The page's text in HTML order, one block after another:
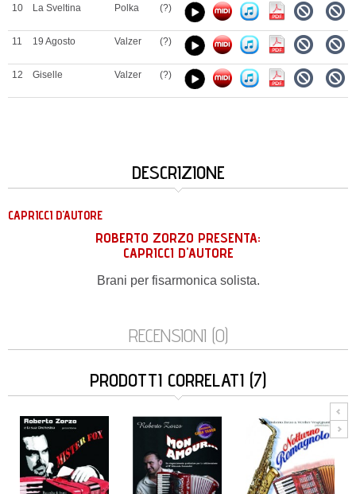
10 La Sveltina Polka (?)
11 19 Agosto Valzer (?)
12 Giselle Valzer (?)
DESCRIZIONE
CAPRICCI D'AUTORE
ROBERTO ZORZO PRESENTA:
CAPRICCI D'AUTORE
Brani per fisarmonica solista.
RECENSIONI (0)
PRODOTTI CORRELATI (7)